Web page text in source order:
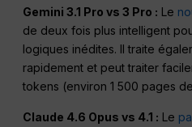
Gemini 3.1 Pro vs 3 Pro : Le
de deux fois plus intelligent
logiques inédites. Il traite
rapidement et peut traiter
tokens (environ 1 500 pages
Claude 4.6 Opus vs 4.1 : Le